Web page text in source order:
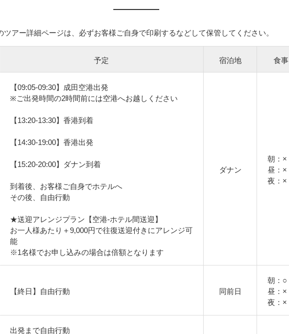
ツアー詳細ページは、必ずお客様ご自身で印刷するなどして保管してください。
予定 宿泊地 食事
【09:05-09:30】成田空港出発
※ご出発時間の2時間前には空港へお越しください
【13:20-13:30】香港到着
【14:30-19:00】香港出発
【15:20-20:00】ダナン到着
到着後、お客様ご自身でホテルへ
その後、自由行動
★送迎アレンジプラン【空港-ホテル間送迎】
お一人様あたり＋9,000円で往復送迎付きにアレンジ可
能
※1名様でお申し込みの場合は倍額となります
ダナン
朝：×
昼：×
夜：×
【終日】自由行動 同前日
朝：○
昼：×
夜：×
出発まで自由行動